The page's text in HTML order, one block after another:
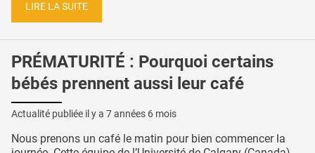
LIRE LA SUITE
PRÉMATURITÉ : Pourquoi certains
bébés prennent aussi leur café
Actualité publiée il y a 7 années 6 mois
Nous prenons un café le matin pour bien commencer la